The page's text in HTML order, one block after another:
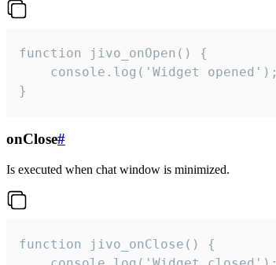
function jivo_onOpen() {
    console.log('Widget opened');
}
onClose#
Is executed when chat window is minimized.
function jivo_onClose() {